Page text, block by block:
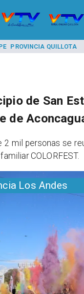
PROVINCIA QUILLOTA
Los Andes
de San
de
2 mil personas se
COLORFEST.